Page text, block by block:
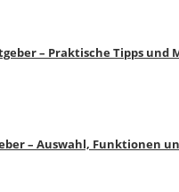
– Praktische Tipps und
– Auswahl, Funktionen